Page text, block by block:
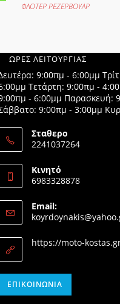
ΦΛΟΤΕΡ ΡΕΖΕΡΒΟΥΑΡ
ΩΡΕΣ ΛΕΙΤΟΥΡΓΙΑΣ
9:00πμ - 6:00μμ
Τετάρτη: 9:00πμ -
- 6:00μμ Παρασκευή:
9:00πμ - 3:00μμ
Σταθερο
2241037264
in
your
Κινητό
6983328878
in
your
Email:
https://moto-
ΕΠΙΚΟΙΝΩΝΊΑ